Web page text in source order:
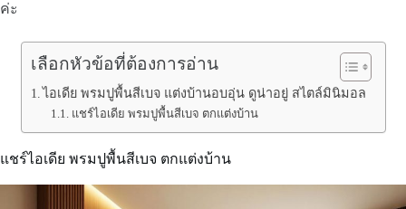
ค่ะ
เลือกหัวข้อที่ต้องการอ่าน
ไอเดีย พรมปูพื้นสีเบจ แต่งบ้านอบอุ่น ดูน่าอยู่ สไตล์มินิมอล
แชร์ไอเดีย พรมปูพื้นสีเบจ ตกแต่งบ้าน
แชร์ไอเดีย พรมปูพื้นสีเบจ ตกแต่งบ้าน